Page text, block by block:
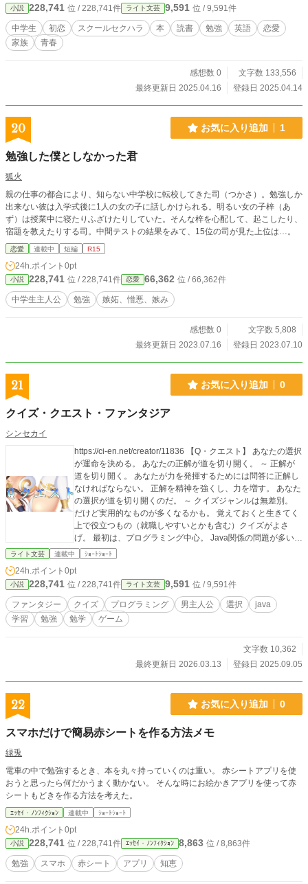
小説 228,741 位 / 228,741件 ライト文芸 9,591 位 / 9,591件
中学生 初恋 スクールセクハラ 本 読書 勉強 英語
恋愛
家族
青春
感想数 0
文字数 133,556
最終更新日 2025.04.16
登録日 2025.04.14
20 お気に入り追加 1
勉強した僕としなかった君
狐火
親の仕事の都合により、知らない中学校に転校してきた司（つかさ）。勉強しか
出来ない彼は入学式後に1人の女の子に話しかけられる。明るい女の子梓（あ
ず）は授業中に寝たりふざけたりしていた。そんな梓を心配して、起こしたり、
宿題を教えたりする司。中間テストの結果をみて、15位の司が見た上位は…。
恋愛 連載中 短編 R15
24h.ポイント 0pt
小説 228,741 位 / 228,741件 恋愛 66,362 位 / 66,362件
中学生主人公 勉強 嫉妬、憎悪、嫉み
感想数 0
文字数 5,808
最終更新日 2023.07.16
登録日 2023.07.10
21 お気に入り追加 0
クイズ・クエスト・ファンタジア
シンセカイ
https://ci-en.net/creator/11836 【Q・クエスト】 あなたの選択
が運命を決める。 あなたの正解が道を切り開く。 ～ 正解が
道を切り開く。 あなたが力を発揮するためには問答に正解し
なければならない。 正解を精神を強くし、力を増す。 あなた
の選択が道を切り開くのだ。 ～ クイズジャンルは無差別。
だけど実用的なものが多くなるかも。 覚えておくと生きてく
上で役立つもの（就職しやすいとかも含む）クイズがよさ
げ。 最初は、プログラミング中心。 Java関係の問題が多いで
す。
ライト文芸 連載中 ｼｮｰﾄｼｮｰﾄ
24h.ポイント 0pt
小説 228,741 位 / 228,741件 ライト文芸 9,591 位 / 9,591件
ファンタジー クイズ プログラミング 男主人公 選択
java
学習
勉強 勉学 ゲーム
文字数 10,362
最終更新日 2026.03.13
登録日 2025.09.05
22 お気に入り追加 0
スマホだけで簡易赤シートを作る方法メモ
緑兎
電車の中で勉強するとき、本を丸々持っていくのは重い。 赤シートアプリを使
おうと思ったら何だかうまく動かない。 そんな時にお絵かきアプリを使って赤
シートもどきを作る方法を考えた。
ｴｯｾｲ・ﾉﾝﾌｨｸｼｮﾝ 連載中 ｼｮｰﾄｼｮｰﾄ
24h.ポイント 0pt
小説 228,741 位 / 228,741件 ｴｯｾｲ・ﾉﾝﾌｨｸｼｮﾝ 8,863 位 / 8,863件
勉強 スマホ 赤シート アプリ 知恵